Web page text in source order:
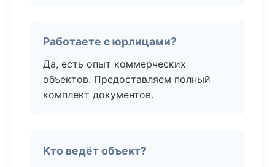
Работаете с юрлицами?
Да, есть опыт коммерческих
объектов. Предоставляем полный
комплект документов.
Кто ведёт объект?